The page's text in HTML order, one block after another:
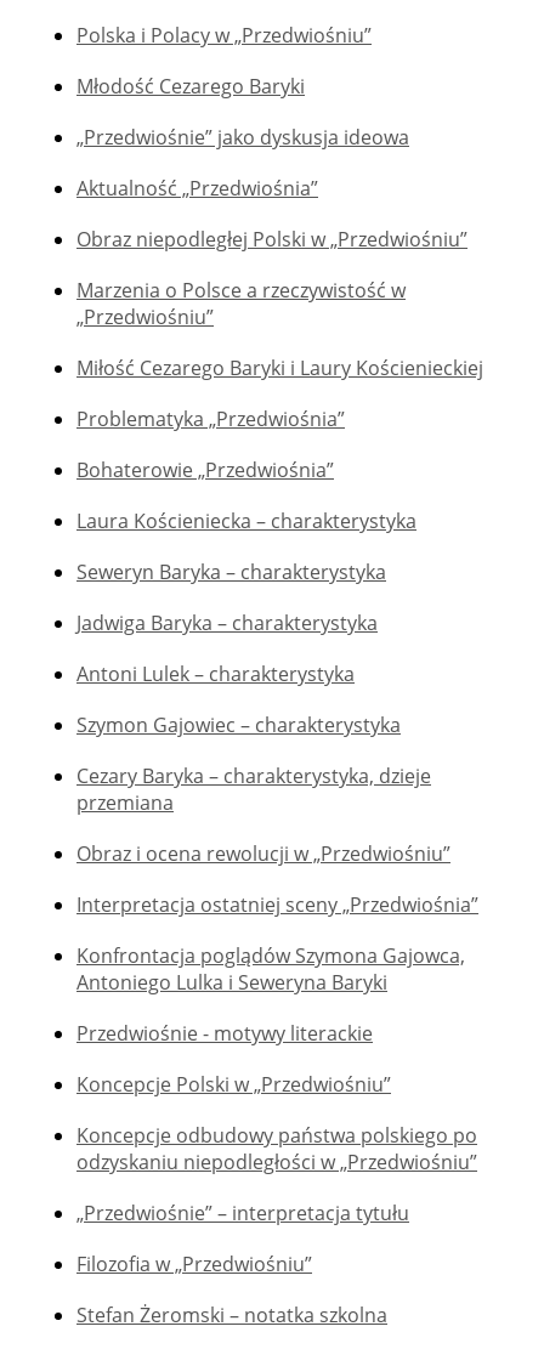
Polska i Polacy w „Przedwiośniu”
Młodość Cezarego Baryki
„Przedwiośnie” jako dyskusja ideowa
Aktualność „Przedwiośnia”
Obraz niepodległej Polski w „Przedwiośniu”
Marzenia o Polsce a rzeczywistość w
„Przedwiośniu”
Miłość Cezarego Baryki i Laury Kościenieckiej
Problematyka „Przedwiośnia”
Bohaterowie „Przedwiośnia”
Laura Kościeniecka – charakterystyka
Seweryn Baryka – charakterystyka
Jadwiga Baryka – charakterystyka
Antoni Lulek – charakterystyka
Szymon Gajowiec – charakterystyka
Cezary Baryka – charakterystyka, dzieje
przemiana
Obraz i ocena rewolucji w „Przedwiośniu”
Interpretacja ostatniej sceny „Przedwiośnia”
Konfrontacja poglądów Szymona Gajowca,
Antoniego Lulka i Seweryna Baryki
Przedwiośnie - motywy literackie
Koncepcje Polski w „Przedwiośniu”
Koncepcje odbudowy państwa polskiego po
odzyskaniu niepodległości w „Przedwiośniu”
„Przedwiośnie” – interpretacja tytułu
Filozofia w „Przedwiośniu”
Stefan Żeromski – notatka szkolna